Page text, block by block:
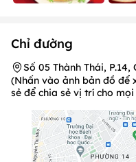
Chỉ đường
Số 05 Thành Thái, P.14,
(Nhấn vào ảnh bản đồ để
sẻ để chia sẻ vị trí cho